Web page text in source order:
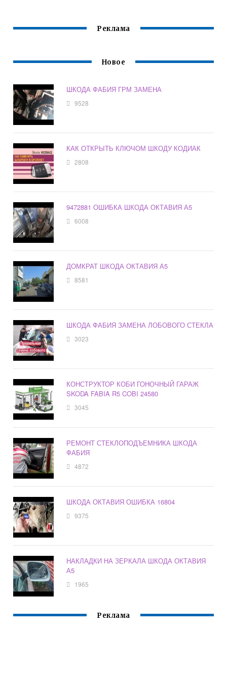
Реклама
Новое
ШКОДА ФАБИЯ ГРМ ЗАМЕНА
9528
КАК ОТКРЫТЬ КЛЮЧОМ ШКОДУ КОДИАК
2808
9472881 ОШИБКА ШКОДА ОКТАВИЯ А5
6008
ДОМКРАТ ШКОДА ОКТАВИЯ А5
8581
ШКОДА ФАБИЯ ЗАМЕНА ЛОБОВОГО СТЕКЛА
3023
КОНСТРУКТОР КОБИ ГОНОЧНЫЙ ГАРАЖ
SKODA FABIA R5 COBI 24580
3045
РЕМОНТ СТЕКЛОПОДЪЕМНИКА ШКОДА
ФАБИЯ
4872
ШКОДА ОКТАВИЯ ОШИБКА 16804
9375
НАКЛАДКИ НА ЗЕРКАЛА ШКОДА ОКТАВИЯ
А5
1965
Реклама